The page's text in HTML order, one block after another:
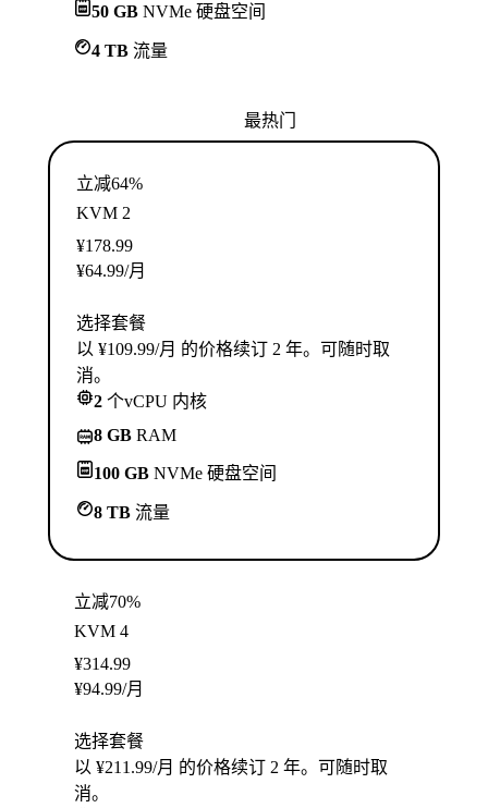
50 GB NVMe 硬盘空间
4 TB 流量
最热门
立减64%
KVM 2
¥178.99
¥64.99/月
选择套餐
以 ¥109.99/月 的价格续订 2 年。可随时取
消。
2 个vCPU 内核
8 GB RAM
100 GB NVMe 硬盘空间
8 TB 流量
立减70%
KVM 4
¥314.99
¥94.99/月
选择套餐
以 ¥211.99/月 的价格续订 2 年。可随时取
消。